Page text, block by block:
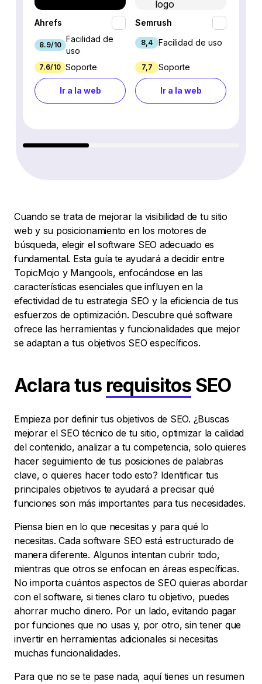
Ahrefs
8.9/10
Facilidad de
uso
7.6/10 Soporte
Ir a la web
Semrush
8,4 Facilidad de uso
7,7 Soporte
Ir a la web
Cuando se trata de mejorar la visibilidad de tu sitio
web y su posicionamiento en los motores de
búsqueda, elegir el software SEO adecuado es
fundamental. Esta guía te ayudará a decidir entre
TopicMojo y Mangools, enfocándose en las
características esenciales que influyen en la
efectividad de tu estrategia SEO y la eficiencia de tus
esfuerzos de optimización. Descubre qué software
ofrece las herramientas y funcionalidades que mejor
se adaptan a tus objetivos SEO específicos.
Aclara tus requisitos SEO
Empieza por definir tus objetivos de SEO. ¿Buscas
mejorar el SEO técnico de tu sitio, optimizar la calidad
del contenido, analizar a tu competencia, solo quieres
hacer seguimiento de tus posiciones de palabras
clave, o quieres hacer todo esto? Identificar tus
principales objetivos te ayudará a precisar qué
funciones son más importantes para tus necesidades.
Piensa bien en lo que necesitas y para qué lo
necesitas. Cada software SEO está estructurado de
manera diferente. Algunos intentan cubrir todo,
mientras que otros se enfocan en áreas específicas.
No importa cuántos aspectos de SEO quieras abordar
con el software, si tienes claro tu objetivo, puedes
ahorrar mucho dinero. Por un lado, evitando pagar
por funciones que no usas y, por otro, sin tener que
invertir en herramientas adicionales si necesitas
muchas funcionalidades.
Para que no se te pase nada, aquí tienes un resumen